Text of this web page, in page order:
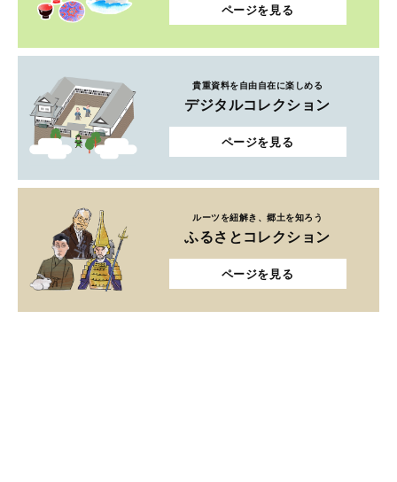
ページを見る
貴重資料を自由自在に楽しめる
デジタルコレクション
ページを見る
ルーツを紐解き、郷土を知ろう
ふるさとコレクション
ページを見る